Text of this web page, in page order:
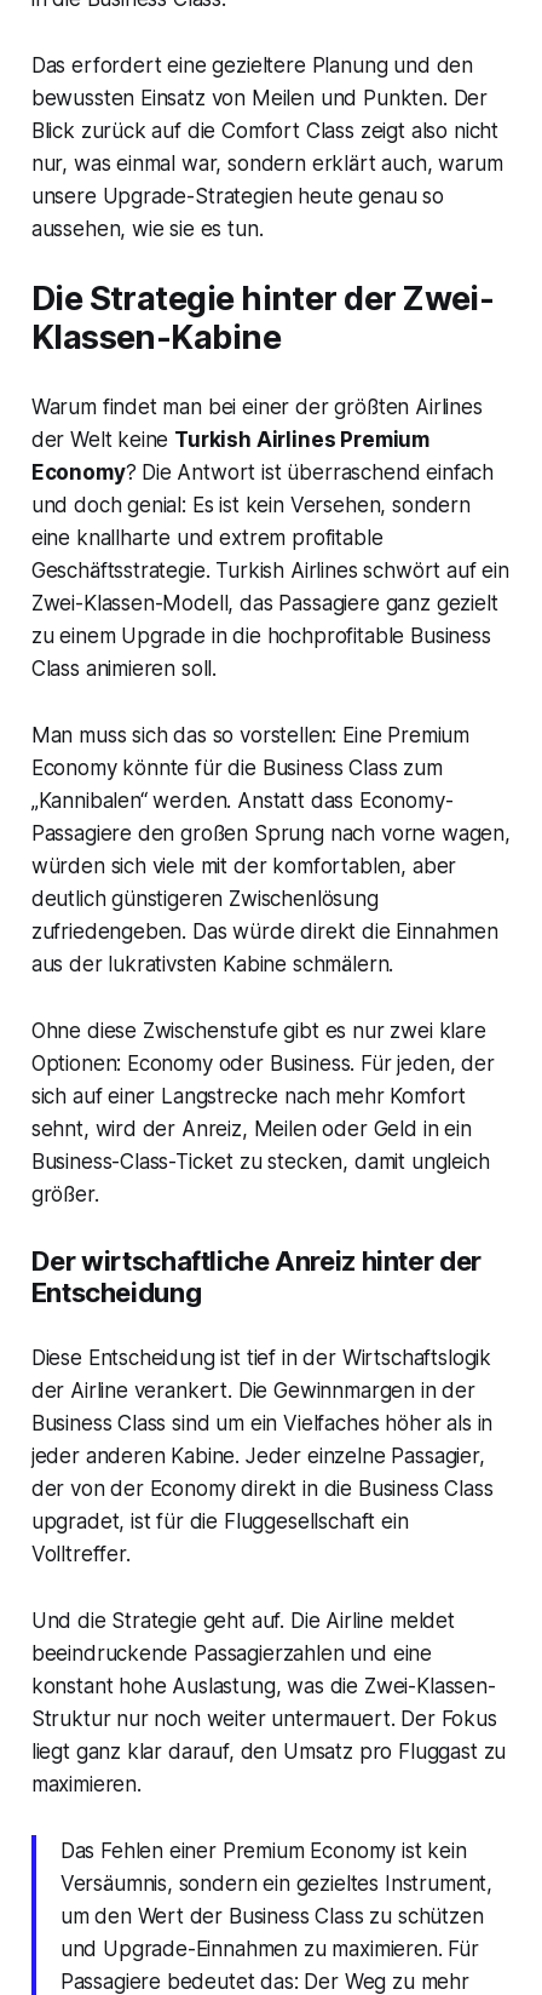
Das erfordert eine gezieltere Planung und den
bewussten Einsatz von Meilen und Punkten. Der
Blick zurück auf die Comfort Class zeigt also nicht
nur, was einmal war, sondern erklärt auch, warum
unsere Upgrade-Strategien heute genau so
aussehen, wie sie es tun.
Die Strategie hinter der Zwei-
Klassen-Kabine
Warum findet man bei einer der größten Airlines
der Welt keine Turkish Airlines Premium
Economy? Die Antwort ist überraschend einfach
und doch genial: Es ist kein Versehen, sondern
eine knallharte und extrem profitable
Geschäftsstrategie. Turkish Airlines schwört auf ein
Zwei-Klassen-Modell, das Passagiere ganz gezielt
zu einem Upgrade in die hochprofitable Business
Class animieren soll.
Man muss sich das so vorstellen: Eine Premium
Economy könnte für die Business Class zum
„Kannibalen“ werden. Anstatt dass Economy-
Passagiere den großen Sprung nach vorne wagen,
würden sich viele mit der komfortablen, aber
deutlich günstigeren Zwischenlösung
zufriedengeben. Das würde direkt die Einnahmen
aus der lukrativsten Kabine schmälern.
Ohne diese Zwischenstufe gibt es nur zwei klare
Optionen: Economy oder Business. Für jeden, der
sich auf einer Langstrecke nach mehr Komfort
sehnt, wird der Anreiz, Meilen oder Geld in ein
Business-Class-Ticket zu stecken, damit ungleich
größer.
Der wirtschaftliche Anreiz hinter der
Entscheidung
Diese Entscheidung ist tief in der Wirtschaftslogik
der Airline verankert. Die Gewinnmargen in der
Business Class sind um ein Vielfaches höher als in
jeder anderen Kabine. Jeder einzelne Passagier,
der von der Economy direkt in die Business Class
upgradet, ist für die Fluggesellschaft ein
Volltreffer.
Und die Strategie geht auf. Die Airline meldet
beeindruckende Passagierzahlen und eine
konstant hohe Auslastung, was die Zwei-Klassen-
Struktur nur noch weiter untermauert. Der Fokus
liegt ganz klar darauf, den Umsatz pro Fluggast zu
maximieren.
Das Fehlen einer Premium Economy ist kein
Versäumnis, sondern ein gezieltes Instrument,
um den Wert der Business Class zu schützen
und Upgrade-Einnahmen zu maximieren. Für
Passagiere bedeutet das: Der Weg zu mehr